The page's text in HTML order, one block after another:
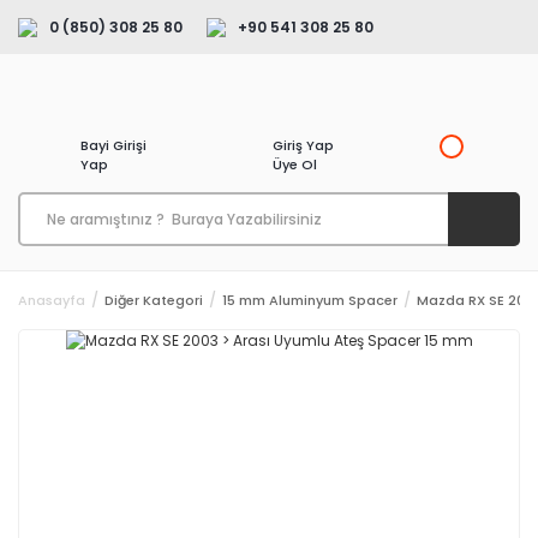
0 (850) 308 25 80 +90 541 308 25 80
Bayi Girişi
Yap
Giriş Yap
Üye Ol
Anasayfa Diğer Kategori 15 mm Aluminyum Spacer Mazda RX SE